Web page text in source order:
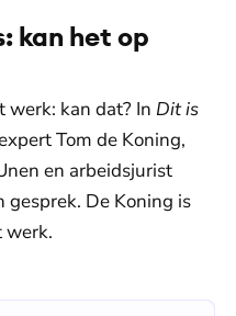
kan het op
werk: kan dat? In Dit is
Tom de Koning,
en arbeidsjurist
gesprek. De Koning is
werk.